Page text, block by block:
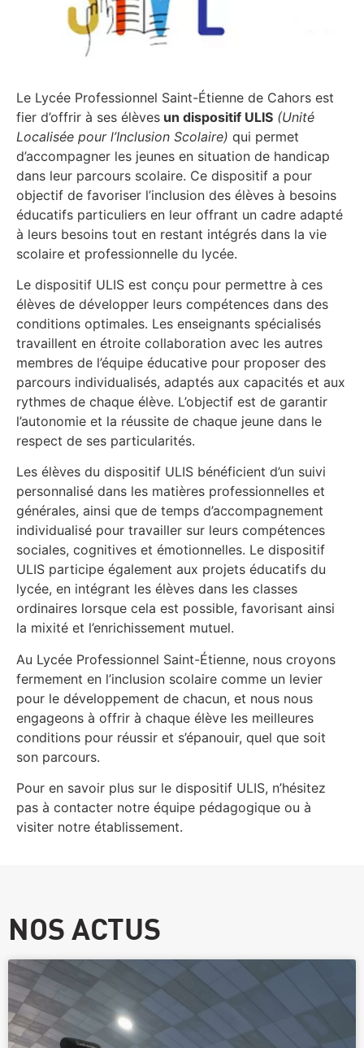
Le Lycée Professionnel Saint-Étienne de Cahors est
fier d’offrir à ses élèves un dispositif ULIS (Unité
Localisée pour l’Inclusion Scolaire) qui permet
d’accompagner les jeunes en situation de handicap
dans leur parcours scolaire. Ce dispositif a pour
objectif de favoriser l’inclusion des élèves à besoins
éducatifs particuliers en leur offrant un cadre adapté
à leurs besoins tout en restant intégrés dans la vie
scolaire et professionnelle du lycée.
Le dispositif ULIS est conçu pour permettre à ces
élèves de développer leurs compétences dans des
conditions optimales. Les enseignants spécialisés
travaillent en étroite collaboration avec les autres
membres de l’équipe éducative pour proposer des
parcours individualisés, adaptés aux capacités et aux
rythmes de chaque élève. L’objectif est de garantir
l’autonomie et la réussite de chaque jeune dans le
respect de ses particularités.
Les élèves du dispositif ULIS bénéficient d’un suivi
personnalisé dans les matières professionnelles et
générales, ainsi que de temps d’accompagnement
individualisé pour travailler sur leurs compétences
sociales, cognitives et émotionnelles. Le dispositif
ULIS participe également aux projets éducatifs du
lycée, en intégrant les élèves dans les classes
ordinaires lorsque cela est possible, favorisant ainsi
la mixité et l’enrichissement mutuel.
Au Lycée Professionnel Saint-Étienne, nous croyons
fermement en l’inclusion scolaire comme un levier
pour le développement de chacun, et nous nous
engageons à offrir à chaque élève les meilleures
conditions pour réussir et s’épanouir, quel que soit
son parcours.
Pour en savoir plus sur le dispositif ULIS, n’hésitez
pas à contacter notre équipe pédagogique ou à
visiter notre établissement.
NOS ACTUS